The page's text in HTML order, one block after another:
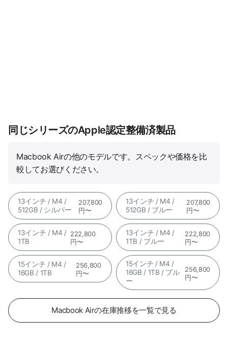
同じシリーズのApple認定整備済製品
Macbook Airの他のモデルです。スペックや価格を比
較してお選びください。
13インチ / M4 /
512GB / シルバー
207,800
円〜
13インチ / M4 /
512GB / ブルー
207,800
円〜
13インチ / M4 /
1TB
222,800
円〜
13インチ / M4 /
1TB / ブルー
222,800
円〜
15インチ / M4 /
16GB / 1TB
256,800
円〜
15インチ / M4 /
16GB / 1TB / ブル
ー
256,800
円〜
Macbook Airの在庫推移を一覧で見る